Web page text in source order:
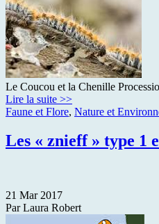
Le Coucou et la Chenille
Lire la suite >>
Faune et Flore, Nature et
Les « znieff » type 1
21 Mar 2017
Par Laura Robert